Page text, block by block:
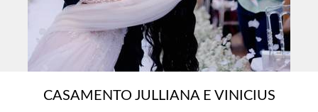
CASAMENTO JULLIANA E VINICIUS